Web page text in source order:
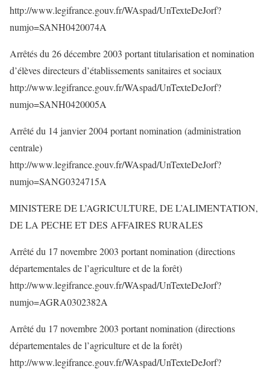
http://www.legifrance.gouv.fr/WAspad/UnTexteDeJorf?
numjo=SANH0420074A
Arrêtés du 26 décembre 2003 portant titularisation et nomination
d’élèves directeurs d’établissements sanitaires et sociaux
http://www.legifrance.gouv.fr/WAspad/UnTexteDeJorf?
numjo=SANH0420005A
Arrêté du 14 janvier 2004 portant nomination (administration
centrale)
http://www.legifrance.gouv.fr/WAspad/UnTexteDeJorf?
numjo=SANG0324715A
MINISTERE DE L’AGRICULTURE, DE L’ALIMENTATION,
DE LA PECHE ET DES AFFAIRES RURALES
Arrêté du 17 novembre 2003 portant nomination (directions
départementales de l’agriculture et de la forêt)
http://www.legifrance.gouv.fr/WAspad/UnTexteDeJorf?
numjo=AGRA0302382A
Arrêté du 17 novembre 2003 portant nomination (directions
départementales de l’agriculture et de la forêt)
http://www.legifrance.gouv.fr/WAspad/UnTexteDeJorf?